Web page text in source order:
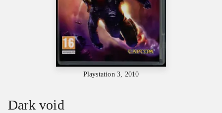
Playstation 3, 2010
Dark void